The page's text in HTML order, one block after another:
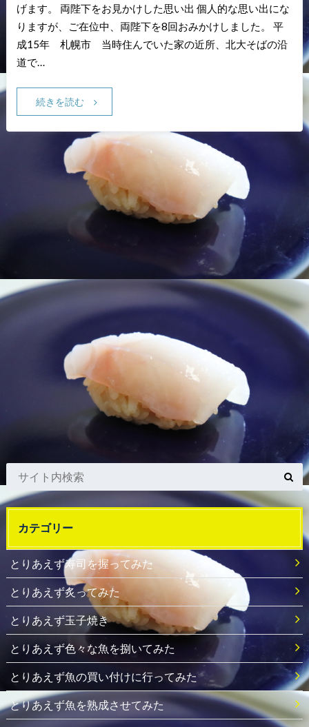
げます。 両陛下をお見かけした思い出 個人的な思い出にな
りますが、ご在位中、両陛下を8回おみかけしました。 平
成15年 札幌市 当時住んでいた家の近所、北大そばの沿
道で…
続きを読む
カテゴリー
とりあえず寿司を握ってみた
とりあえず炙ってみた
とりあえず玉子焼き
とりあえず色々な魚を捌いてみた
とりあえず魚の買い付けに行ってみた
とりあえず魚を熟成させてみた